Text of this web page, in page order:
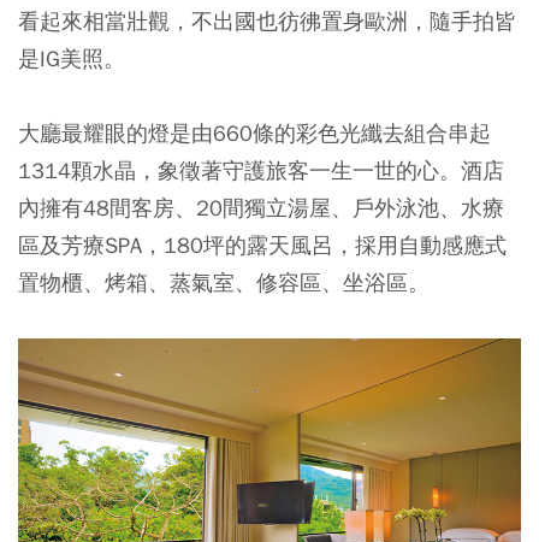
看起來相當壯觀，不出國也彷彿置身歐洲，隨手拍皆
是IG美照。
大廳最耀眼的燈是由660條的彩色光纖去組合串起
1314顆水晶，象徵著守護旅客一生一世的心。酒店
內擁有48間客房、20間獨立湯屋、戶外泳池、水療
區及芳療SPA，180坪的露天風呂，採用自動感應式
置物櫃、烤箱、蒸氣室、修容區、坐浴區。